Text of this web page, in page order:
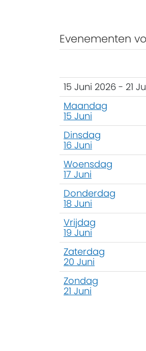
Evenementen
15 Juni 2026 - 21
Maandag
15 Juni
Dinsdag
16 Juni
Woensdag
17 Juni
Donderdag
18 Juni
Vrijdag
19 Juni
Zaterdag
20 Juni
Zondag
21 Juni